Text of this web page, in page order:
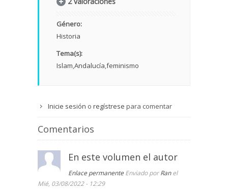
Género:
Historia
Tema(s):
Islam Andalucía feminismo
Inicie sesión o regístrese para comentar
Comentarios
En este volumen el autor
Enlace permanente Enviado porRanel
Mié, 03/08/2022 - 12:29